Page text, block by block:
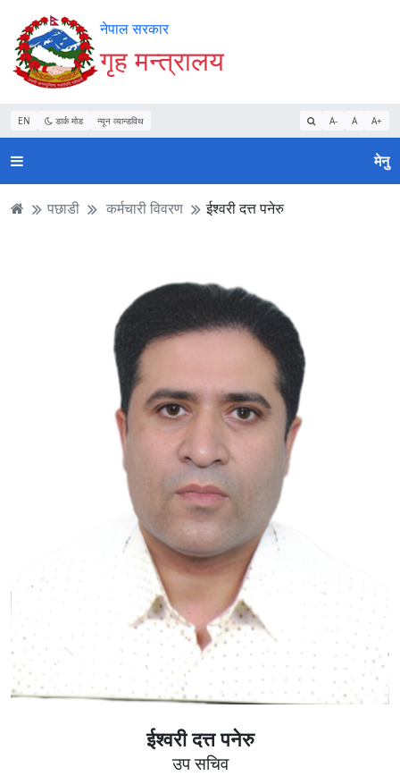
Accessibility
Mode
सुरु
गर्नुहोस्
सामाग्री
पढ्नुहाेस्
नेभिगेसन
पढ्नुहाेस्
वेबसाइट
खोजमा
जानुहोस्
नेपाल सरकार
गृह मन्त्रालय
EN डार्क मोड न्यून व्यान्डविथ A- A A+
मेनु
पछाडी कर्मचारी विवरण ईश्वरी दत्त पनेरु
ईश्वरी दत्त पनेरु
उप सचिव